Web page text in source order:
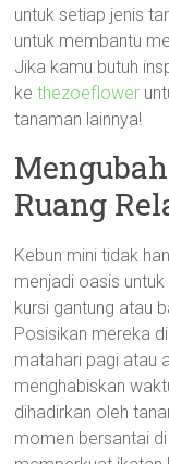
untuk setiap jenis
untuk membantu
Jika kamu butuh
kethezoeflower
tanaman lainnya!
Ruang
Kebun mini tidak
menjadi oasis
kursi gantung atau
Posisikan mereka
matahari pagi atau
menghabiskan
dihadirkan oleh
momen bersantai